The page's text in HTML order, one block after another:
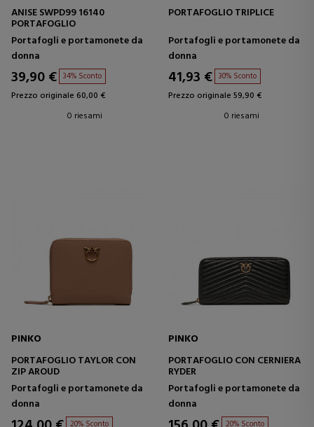
ANISE SWPD99 16140
PORTAFOGLIO
Portafogli e portamonete da
donna
39,90 € 34% Sconto
Prezzo originale 60,00 €
0 riesami
PORTAFOGLIO TRIPLICE
Portafogli e portamonete da
donna
41,93 € 30% Sconto
Prezzo originale 59,90 €
0 riesami
PINKO
PORTAFOGLIO TAYLOR CON
ZIP AROUD
Portafogli e portamonete da
donna
20% Sconto
PINKO
PORTAFOGLIO CON CERNIERA
RYDER
Portafogli e portamonete da
donna
20% Sconto